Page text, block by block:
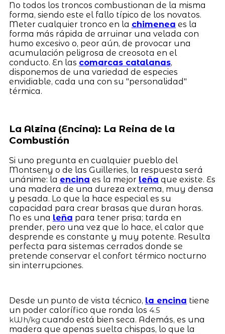
No todos los troncos combustionan de la misma
forma, siendo este el fallo típico de los novatos.
Meter cualquier tronco en la chimenea es la
forma más rápida de arruinar una velada con
humo excesivo o, peor aún, de provocar una
acumulación peligrosa de creosota en el
conducto. En las comarcas catalanas,
disponemos de una variedad de especies
envidiable, cada una con su "personalidad"
térmica.
La Alzina (Encina): La Reina de la
Combustión
Si uno pregunta en cualquier pueblo del
Montseny o de las Guilleries, la respuesta será
unánime: la encina es la mejor leña que existe. Es
una madera de una dureza extrema, muy densa
y pesada. Lo que la hace especial es su
capacidad para crear brasas que duran horas.
No es una leña para tener prisa; tarda en
prender, pero una vez que lo hace, el calor que
desprende es constante y muy potente. Resulta
perfecta para sistemas cerrados donde se
pretende conservar el confort térmico nocturno
sin interrupciones.
Desde un punto de vista técnico, la encina tiene
un poder calorífico que ronda los 4.5
kWh/kg cuando está bien seca. Además, es una
madera que apenas suelta chispas, lo que la